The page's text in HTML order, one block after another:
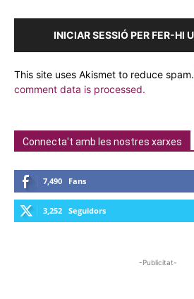
INICIAR SESSIÓ PER FER-HI
This site uses Akismet to reduce spam.
comment data is processed.
Connecta't amb les nostres xarxes
7,490 Fans
3,252 Seguidors
-Publicitat-